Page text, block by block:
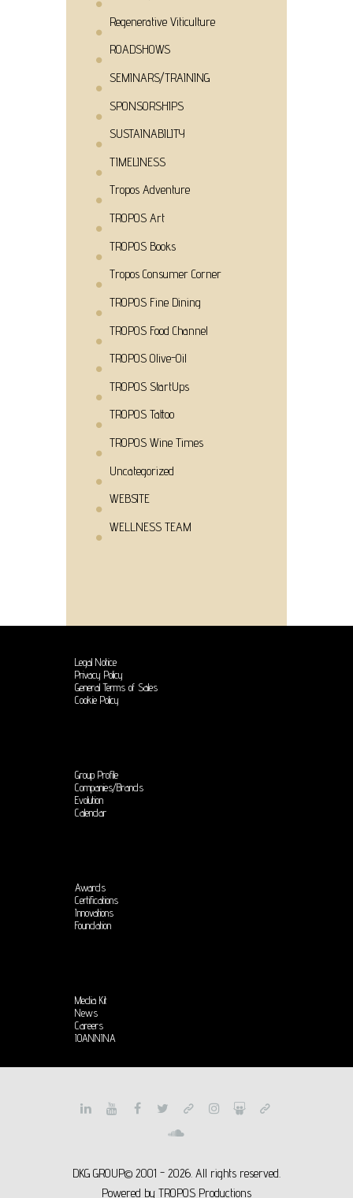
Regenerative Viticulture
ROADSHOWS
SEMINARS/TRAINING
SPONSORSHIPS
SUSTAINABILITY
TIMELINESS
Tropos Adventure
TROPOS Art
TROPOS Books
Tropos Consumer Corner
TROPOS Fine Dining
TROPOS Food Channel
TROPOS Olive-Oil
TROPOS StartUps
TROPOS Tattoo
TROPOS Wine Times
Uncategorized
WEBSITE
WELLNESS TEAM
Legal Notice
Privacy Policy
General Terms of Sales
Cookie Policy
Group Profile
Companies/Brands
Evolution
Calendar
Awards
Certifications
Innovations
Foundation
Media Kit
News
Careers
IOANNINA
DKG GROUP© 2001 - 2026. All rights reserved.
Powered by TROPOS Productions